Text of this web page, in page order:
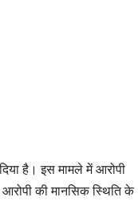
है। इस मामले में आरोपी
की मानसिक स्थिति के